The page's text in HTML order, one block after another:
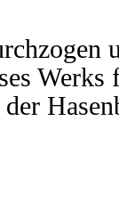
Werks